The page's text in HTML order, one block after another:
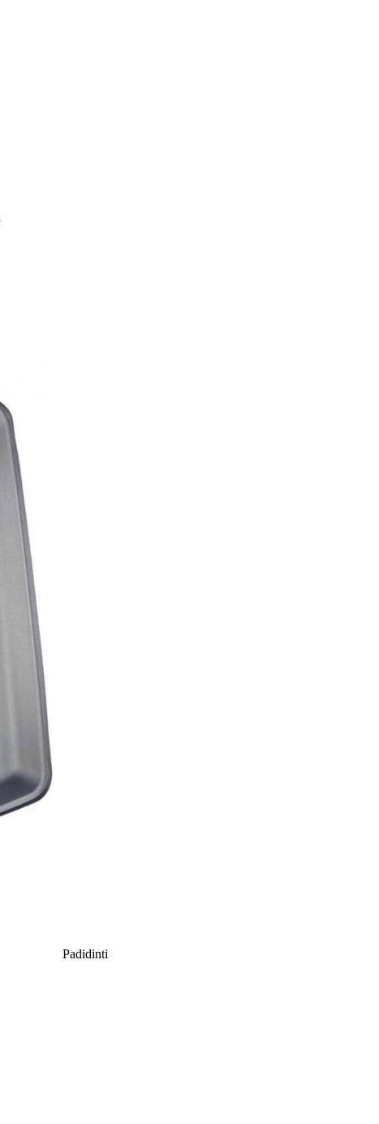
Padidinti